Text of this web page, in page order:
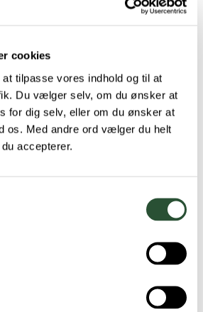
cookies
tilpasse vores indhold og til at
Du vælger selv, om du ønsker at
for dig selv, eller om du ønsker at
os. Med andre ord vælger du helt
accepterer.
64 71 33 33